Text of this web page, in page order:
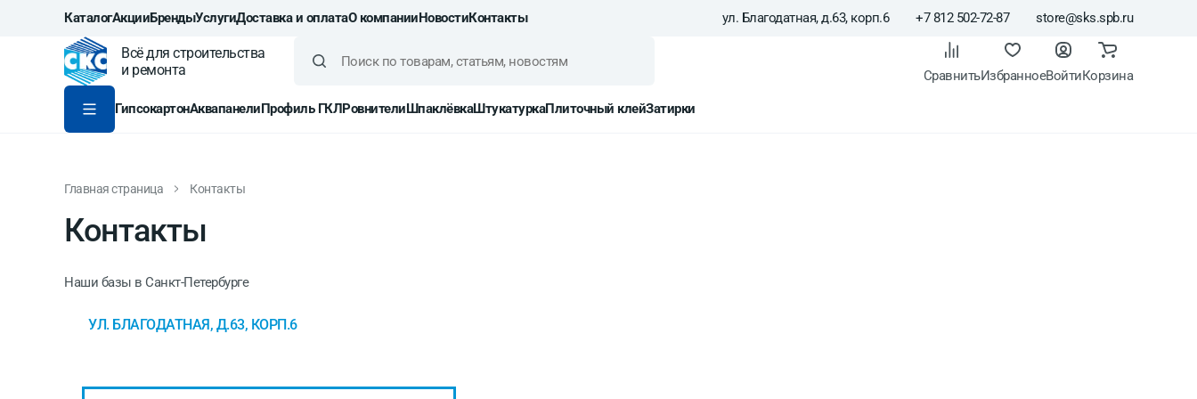
КаталогАкцииБрендыУслугиДоставка и оплатаО компанииНовостиКонтакты ул. Благодатная, д.63, корп.6 +7 812 502-72-87 store@sks.spb.ru
Всё для строительства
и ремонта
СравнитьИзбранноеВойтиКорзина
ГипсокартонАквапанелиПрофиль ГКЛРовнителиШпаклёвкаШтукатуркаПлиточный клейЗатирки
Главная страница Контакты
Контакты
Наши базы в Санкт-Петербурге
УЛ. БЛАГОДАТНАЯ, Д.63, КОРП.6